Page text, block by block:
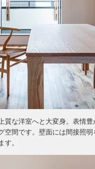
質な洋室へと大変身。表情
空間です。壁面には間接照
。